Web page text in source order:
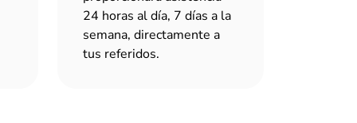
24 horas al día, 7 días a la
semana, directamente a
tus referidos.